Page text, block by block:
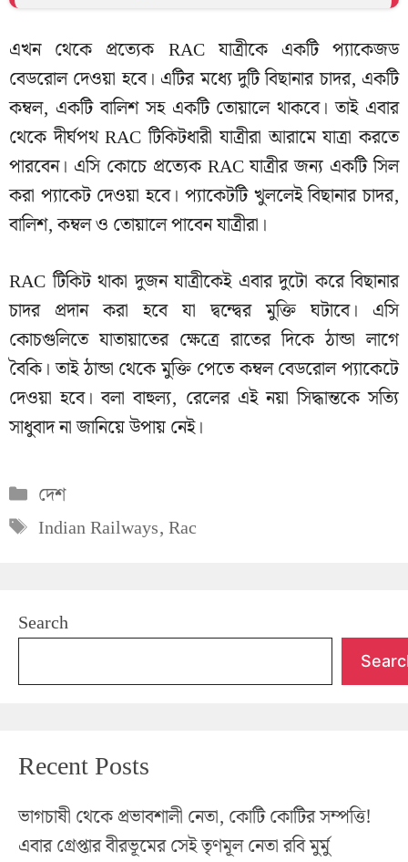
এখন থেকে প্রত্যেক RAC যাত্রীকে একটি প্যাকেজড
বেডরোল দেওয়া হবে। এটির মধ্যে দুটি বিছানার চাদর, একটি
কম্বল, একটি বালিশ সহ একটি তোয়ালে থাকবে। তাই এবার
থেকে দীর্ঘপথ RAC টিকিটধারী যাত্রীরা আরামে যাত্রা করতে
পারবেন। এসি কোচে প্রত্যেক RAC যাত্রীর জন্য একটি সিল
করা প্যাকেট দেওয়া হবে। প্যাকেটটি খুললেই বিছানার চাদর,
বালিশ, কম্বল ও তোয়ালে পাবেন যাত্রীরা।
RAC টিকিট থাকা দুজন যাত্রীকেই এবার দুটো করে বিছানার
চাদর প্রদান করা হবে যা দ্বন্দ্বের মুক্তি ঘটাবে। এসি
কোচগুলিতে যাতায়াতের ক্ষেত্রে রাতের দিকে ঠান্ডা লাগে
বৈকি। তাই ঠান্ডা থেকে মুক্তি পেতে কম্বল বেডরোল প্যাকেটে
দেওয়া হবে। বলা বাহুল্য, রেলের এই নয়া সিদ্ধান্তকে সত্যি
সাধুবাদ না জানিয়ে উপায় নেই।
Categories
দেশ
Tags
Indian Railways,Rac
Search
Recent Posts
ভাগচাষী থেকে প্রভাবশালী নেতা, কোটি কোটির সম্পত্তি!
এবার গ্রেপ্তার বীরভূমের সেই তৃণমূল নেতা রবি মুর্মু